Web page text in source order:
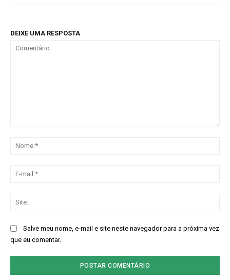
DEIXE UMA RESPOSTA
Salve meu nome, e-mail e site neste navegador para a próxima vez
que eu comentar.